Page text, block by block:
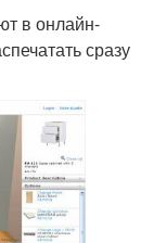
в онлайн-
сразу